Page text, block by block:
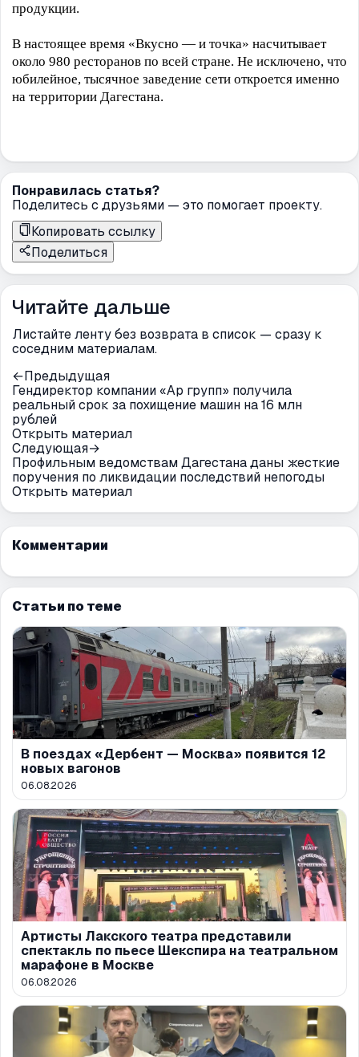
продукции.
В настоящее время «Вкусно — и точка» насчитывает
около 980 ресторанов по всей стране. Не исключено, что
юбилейное, тысячное заведение сети откроется именно
на территории Дагестана.
Понравилась статья?
Поделитесь с друзьями — это помогает проекту.
Копировать ссылку
Поделиться
Читайте дальше
Листайте ленту без возврата в список — сразу к
соседним материалам.
←Предыдущая
Гендиректор компании «Ар групп» получила
реальный срок за похищение машин на 16 млн
рублей
Открыть материал
Следующая→
Профильным ведомствам Дагестана даны жесткие
поручения по ликвидации последствий непогоды
Открыть материал
Комментарии
Статьи по теме
В поездах «Дербент — Москва» появится 12
новых вагонов
06.08.2026
Артисты Лакского театра представили
спектакль по пьесе Шекспира на театральном
марафоне в Москве
06.08.2026